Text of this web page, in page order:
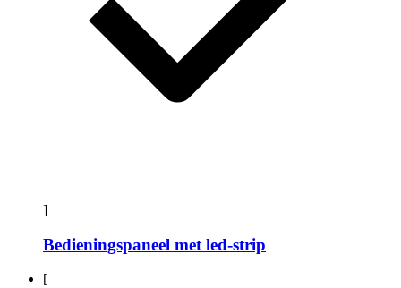
]
Bedieningspaneel met led-strip
[